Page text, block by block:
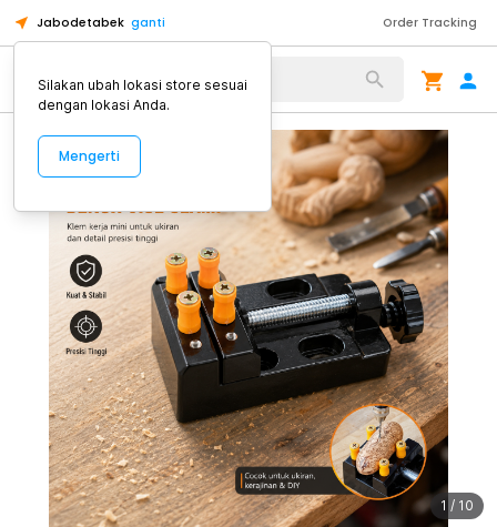
Jabodetabek ganti Order Tracking
Alat Kopi
1 / 10
Silakan ubah lokasi store sesuai
dengan lokasi Anda.
Mengerti